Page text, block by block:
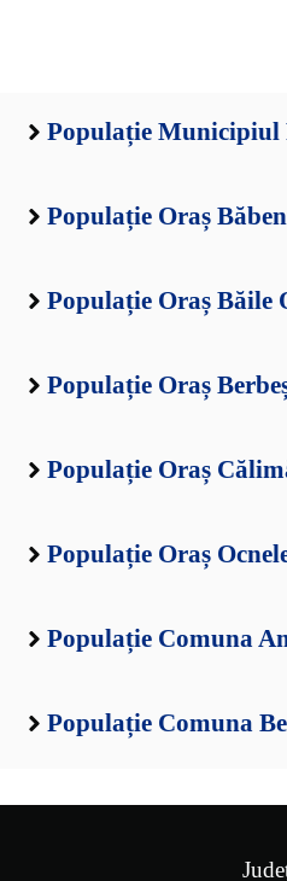
Populație Municipiul
Populație Oraș
Populație Oraș Băile
Populație Oraș
Populație Oraș
Populație Oraș
Populație Comuna
Populație Comuna